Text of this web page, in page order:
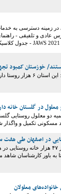
در زمینه دسترسی به
عادی و تلفیقی -
روستای مسکونی هستند.
تهیه طرح‌های هادی و احداث بیش
به باور کارشناسان